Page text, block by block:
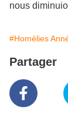
nous
#Homélies
Partager